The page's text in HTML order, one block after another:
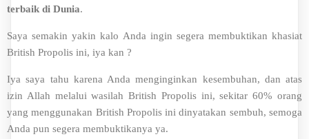
terbaik di Dunia.
Saya semakin yakin kalo Anda ingin segera membuktikan khasiat
British Propolis ini, iya kan ?
Iya saya tahu karena Anda menginginkan kesembuhan, dan atas
izin Allah melalui wasilah British Propolis ini, sekitar 60% orang
yang menggunakan British Propolis ini dinyatakan sembuh, semoga
Anda pun segera membuktikanya ya.